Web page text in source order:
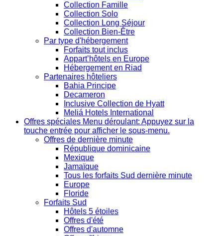
Collection Famille
Collection Solo
Collection Long Séjour
Collection Bien-Être
Par type d'hébergement
Forfaits tout inclus
Appart’hôtels en Europe
Hébergement en Riad
Partenaires hôteliers
Bahia Principe
Decameron
Inclusive Collection de Hyatt
Meliá Hotels International
Offres spéciales Menu déroulant: Appuyez sur la
touche entrée pour afficher le sous-menu.
Offres de dernière minute
République dominicaine
Mexique
Jamaïque
Tous les forfaits Sud dernière minute
Europe
Floride
Forfaits Sud
Hôtels 5 étoiles
Offres d'été
Offres d'automne